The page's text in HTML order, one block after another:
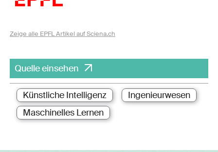
Zeige alle EPFL Artikel auf Sciena.ch
Quelle einsehen
Künstliche Intelligenz
Ingenieurwesen
Maschinelles Lernen